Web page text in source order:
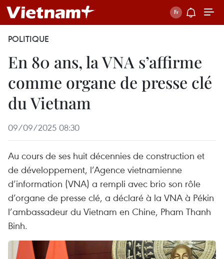
POLITIQUE
En 80 ans, la VNA s’affirme
comme organe de presse clé
du Vietnam
09/09/2025 08:30
Au cours de ses huit décennies de construction et
de développement, l’Agence vietnamienne
d’information (VNA) a rempli avec brio son rôle
d’organe de presse clé, a déclaré à la VNA à Pékin
l’ambassadeur du Vietnam en Chine, Pham Thanh
Binh.